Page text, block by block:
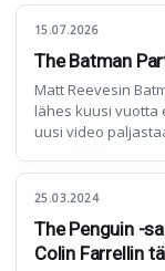
15.07.2026
The Batman
Matt Reevesin
lähes kuusi vuotta
uusi video
25.03.2024
The Penguin -
Colin Farrellin